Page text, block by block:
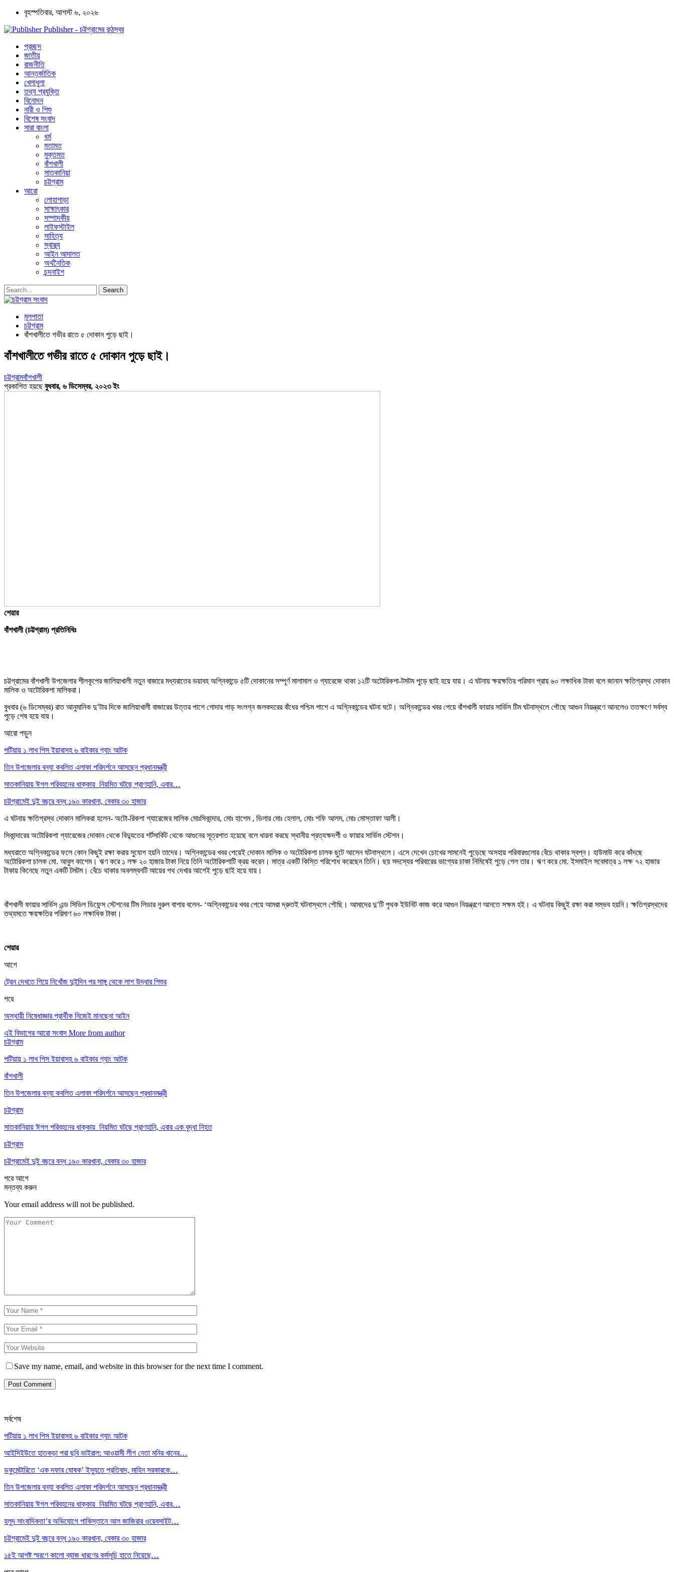
বৃহস্পতিবার, আগস্ট ৬, ২০২৬
Publisher - চট্টগ্রামের কন্ঠস্বর
প্রচ্ছদ
জাতীয়
রাজনীতি
আন্তর্জাতিক
খেলাধুলা
তথ্য প্রযুক্তি
বিনোদন
নারী ও শিশু
বিশেষ সংবাদ
সারা বাংলা
ধর্ম
মতামত
মুক্তমত
বাঁশখালী
সাতকানিয়া
চট্টগ্রাম
আরো
লোহাগাড়া
সাক্ষাৎকার
সম্পাদকীয়
লাইফস্টাইল
সাহিত্য
স্বাস্থ্য
আইন আদালত
অর্থনৈতিক
চন্দনাইশ
মূলপাতা
চট্টগ্রাম
বাঁশখালীতে গভীর রাতে ৫ দোকান পুড়ে ছাই।
বাঁশখালীতে গভীর রাতে ৫ দোকান পুড়ে ছাই।
চট্টগ্রামবাঁশখালী
প্রকাশিত হয়ছেবুধবার, ৬ ডিসেম্বর, ২০২৩ ইং
শেয়ার
বাঁশখালী (চট্টগ্রাম) প্রতিনিধিঃ
চট্টগ্রামের বাঁশখালী উপজেলার শীলকূপের জালিয়াখালী নতুন বাজারে মধ্যরাতের ভয়াবহ অগ্নিকান্ডে ৫টি দোকানের সম্পূর্ণ মালামাল ও গ্যারেজে থাকা ১২টি অটোরিকশা-টমটম পুড়ে ছাই হয়ে যায়। এ ঘটনায় ক্ষয়ক্ষতির পরিমান প্রায় ৬০ লক্ষাধিক টাকা বলে জানান ক্ষতিগ্রস্থ দোকান
মালিক ও অটোরিকশা মালিকরা।
বুধবার (৬ ডিসেম্বর) রাত আনুমানিক দু’টার দিকে জালিয়াখালী বাজারের উত্তর পাশে গোদার পাড় সংলগ্ন জলকদরের বাঁধের পশ্চিম পাশে এ অগ্নিকান্ডের ঘটনা ঘটে। অগ্নিকান্ডের খবর পেয়ে বাঁশখালী ফায়ার সার্ভিস টিম ঘটনাস্থলে পৌছে আগুন নিয়ন্ত্রণে আনলেও ততক্ষণে সর্বস্ব
পুড়ে শেষ হয়ে যায়।
আরো পড়ুন
পটিয়ায় ১ লাখ পিস ইয়াবাসহ ৬ বাইকার গ্যাং আটক
তিন উপজেলার বন্যা কবলিত এলাকা পরিদর্শনে আসছেন প্রধানমন্ত্রী
সাতকানিয়ায় ঈগল পরিবহনের ধাক্কায় নিয়মিত ঘটছে প্রাণহানি, এবার…
চট্টগ্রামেই দুই বছরে বন্ধ ১৯০ কারখানা, বেকার ৩০ হাজার
এ ঘটনায় ক্ষতিগ্রস্থ দোকান মালিকরা হলেন- অটো-রিকশা গ্যারেজের মালিক মোঃসিকান্দার, মোঃ হাশেম , ডিলার মোঃ হেলাল, মোঃ শফি আলম, মোঃ মোস্তাফা আলী।
সিকান্দারের অটোরিকশা গ্যারেজের দোকান থেকে বিদ্যুতের শর্টসার্কিট থেকে আগুনের সূত্রপাত হয়েছে বলে ধারনা করছে স্থানীয় প্রত্যক্ষদর্শী ও ফায়ার সার্ভিস স্টেশন।
মধ্যরাতে অগ্নিকান্ডের ফলে কোন কিছুই রক্ষা করার সুযোগ হয়নি তাদের। অগ্নিকান্ডের খবর পেয়েই দোকান মালিক ও অটোরিকশা চালক ছুটে আসেন ঘটনাস্থলে। এসে দেখেন চোখের সামনেই পুড়েছে অসহায় পরিবারগুলোর বেঁচে থাকার স্বপ্ন। হাউমাউ করে কাঁদছে
অটোরিকশা চালক মো. আবুল কাশেম। ঋণ করে ১ লক্ষ ২০ হাজার টাকা নিয়ে তিনি অটোরিকশাটি ক্রয় করেন। মাত্র একটি কিস্তি পরিশোধ করেছেন তিনি। ছয় সদস্যের পরিবারের ভাগ্যের চাকা নিমিষেই পুড়ে গেল তার। ঋণ করে মো. ইসমাইল সবেমাত্র ১ লক্ষ ৭২ হাজার
টাকায় কিনেছে নতুন একটি টমটম। বেঁচে থাকার অবলম্বনটি আয়ের পথ দেখার আগেই পুড়ে ছাই হয়ে যায়।
বাঁশখালী ফায়ার সার্ভিস এন্ড সিভিল ডিফেন্স স্টেশনের টিম লিডার নুরুল বাশার বলেন- ‘অগ্নিকান্ডের খবর পেয়ে আমরা দ্রুতই ঘটনাস্থলে পৌছি। আমাদের দু’টি পৃথক ইউনিট কাজ করে আগুন নিয়ন্ত্রণে আনতে সক্ষম হই। এ ঘটনায় কিছুই রক্ষা করা সম্ভব হয়নি। ক্ষতিগ্রস্থদের
তথ্যমতে ক্ষয়ক্ষতির পরিমাণ ৬০ লক্ষাধিক টাকা।
শেয়ার
আগে
ট্রেন দেখতে গিয়ে নিখোঁজ দুইদিন পর সাঙ্গু থেকে লাশ উদ্ধার শিশুর
পরে
অস্থায়ী নিষেধাজ্ঞার প্রার্থীক নিজেই মানছেনা আইন
এই বিভাগের আরো সংবাদ More from author
চট্টগ্রাম
পটিয়ায় ১ লাখ পিস ইয়াবাসহ ৬ বাইকার গ্যাং আটক
বাঁশখালী
তিন উপজেলার বন্যা কবলিত এলাকা পরিদর্শনে আসছেন প্রধানমন্ত্রী
চট্টগ্রাম
সাতকানিয়ায় ঈগল পরিবহনের ধাক্কায় নিয়মিত ঘটছে প্রাণহানি, এবার এক বৃদ্ধা নিহত
চট্টগ্রাম
চট্টগ্রামেই দুই বছরে বন্ধ ১৯০ কারখানা, বেকার ৩০ হাজার
পরেআগে
মন্তব্য করুন
Your email address will not be published.
Save my name, email, and website in this browser for the next time I comment.
সর্বশেষ
পটিয়ায় ১ লাখ পিস ইয়াবাসহ ৬ বাইকার গ্যাং আটক
আইসিইউতে হাতকড়া পরা ছবি ভাইরাল: আওয়ামী লীগ নেতা মনির খানের…
ডকুমেন্টারিতে ‘এক দফার ঘোষক’ ইস্যুতে প্রতিবাদ, মাহিন সরকারকে…
তিন উপজেলার বন্যা কবলিত এলাকা পরিদর্শনে আসছেন প্রধানমন্ত্রী
সাতকানিয়ায় ঈগল পরিবহনের ধাক্কায় নিয়মিত ঘটছে প্রাণহানি, এবার…
হলুদ সাংবাদিকতা’র অভিযোগে পাকিস্তানে আল জাজিরার ওয়েবসাইট…
চট্টগ্রামেই দুই বছরে বন্ধ ১৯০ কারখানা, বেকার ৩০ হাজার
১৫ই আগষ্ট স্মরণে কালো ব্যাজ ধারণের কর্মসূচি হাতে নিয়েছে…